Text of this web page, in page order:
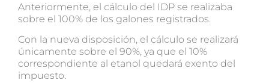
Anteriormente, el cálculo del IDP se realizaba
sobre el 100% de los galones registrados.
Con la nueva disposición, el cálculo se realizará
únicamente sobre el 90%, ya que el 10%
correspondiente al etanol quedará exento del
impuesto.